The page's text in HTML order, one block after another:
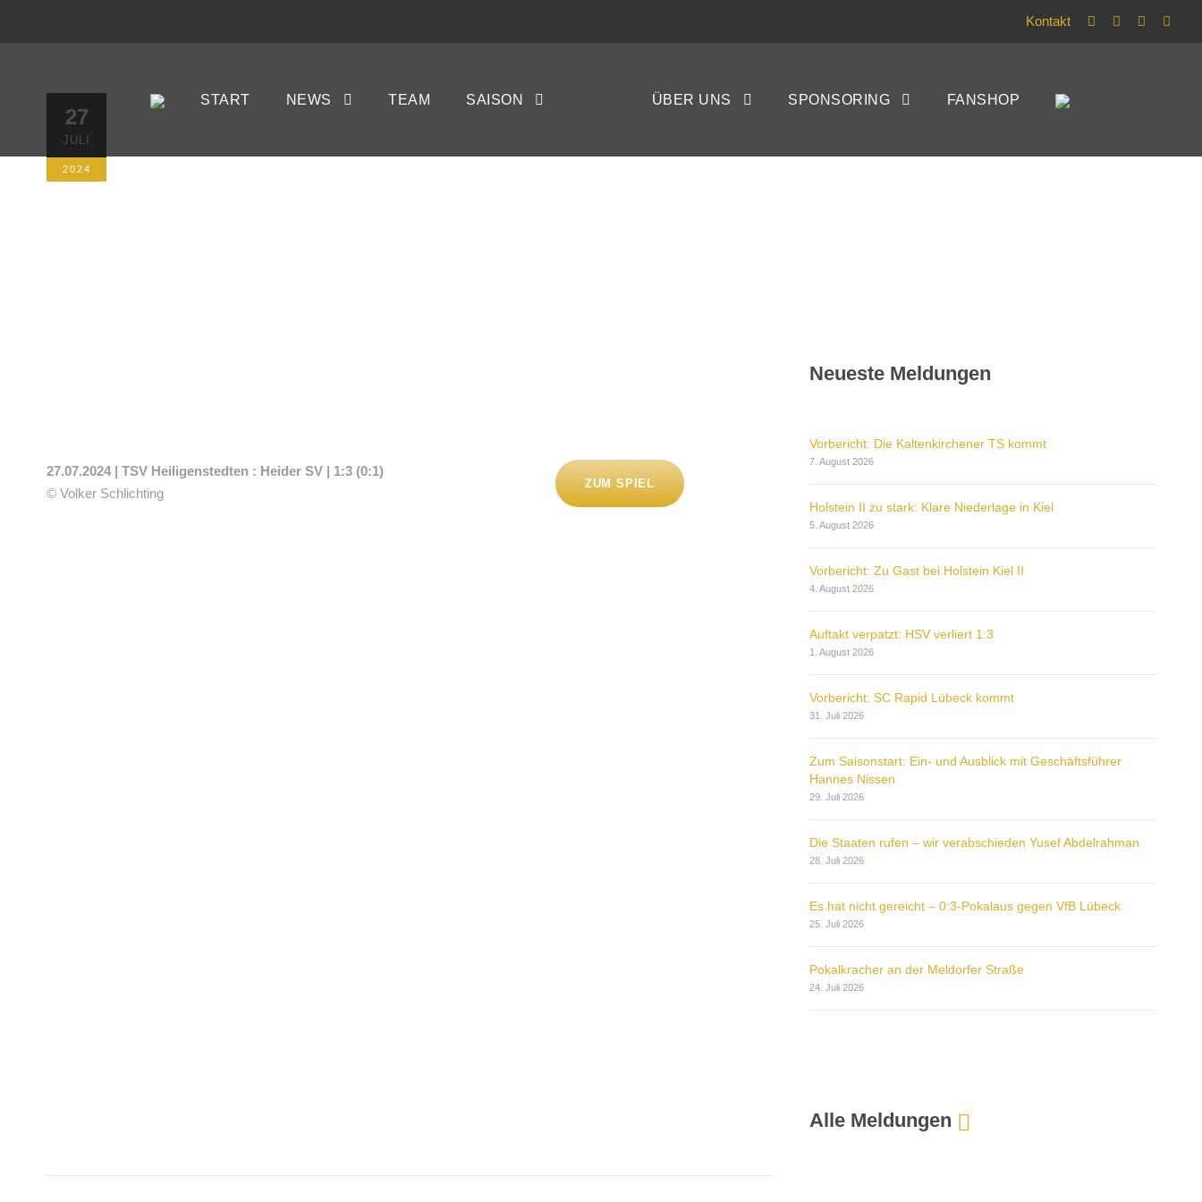
Kontakt
START NEWS TEAM SAISON ÜBER UNS SPONSORING FANSHOP
27
JULI
2024
Zu Gast in Heiligenstedten: 3:1-Sieg beim Test
am Juliankadamm
27.07.2024 | TSV Heiligenstedten : Heider SV | 1:3 (0:1)
© Volker Schlichting
ZUM SPIEL
Neueste Meldungen
Vorbericht: Die Kaltenkirchener TS kommt
7. August 2026
Holstein II zu stark: Klare Niederlage in Kiel
5. August 2026
Vorbericht: Zu Gast bei Holstein Kiel II
4. August 2026
Auftakt verpatzt: HSV verliert 1:3
1. August 2026
Vorbericht: SC Rapid Lübeck kommt
31. Juli 2026
Zum Saisonstart: Ein- und Ausblick mit Geschäftsführer
Hannes Nissen
29. Juli 2026
Die Staaten rufen – wir verabschieden Yusef Abdelrahman
28. Juli 2026
Es hat nicht gereicht – 0:3-Pokalaus gegen VfB Lübeck
25. Juli 2026
Pokalkracher an der Meldorfer Straße
24. Juli 2026
Alle Meldungen